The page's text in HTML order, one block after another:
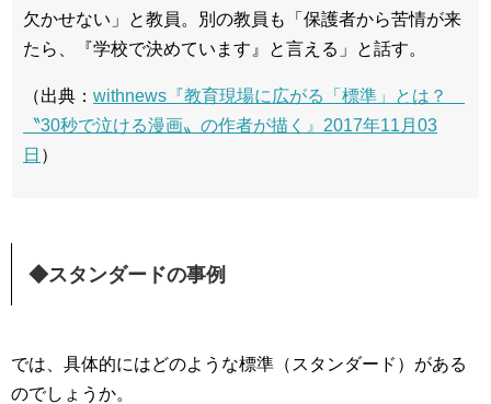
欠かせない」と教員。別の教員も「保護者から苦情が来
たら、『学校で決めています』と言える」と話す。
（出典： withnews『教育現場に広がる「標準」とは？
〝30秒で泣ける漫画〟の作者が描く』2017年11月03
日 ）
◆スタンダードの事例
では、具体的にはどのような標準（スタンダード）がある
のでしょうか。